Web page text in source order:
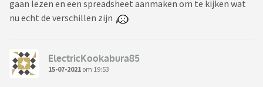
gaan lezen en een spreadsheet aanmaken om te kijken wat
nu echt de verschillen zijn
ElectricKookabura85
15-07-2021 om 19:53